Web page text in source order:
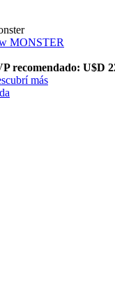
MONSTER
recomendado: U$D
más